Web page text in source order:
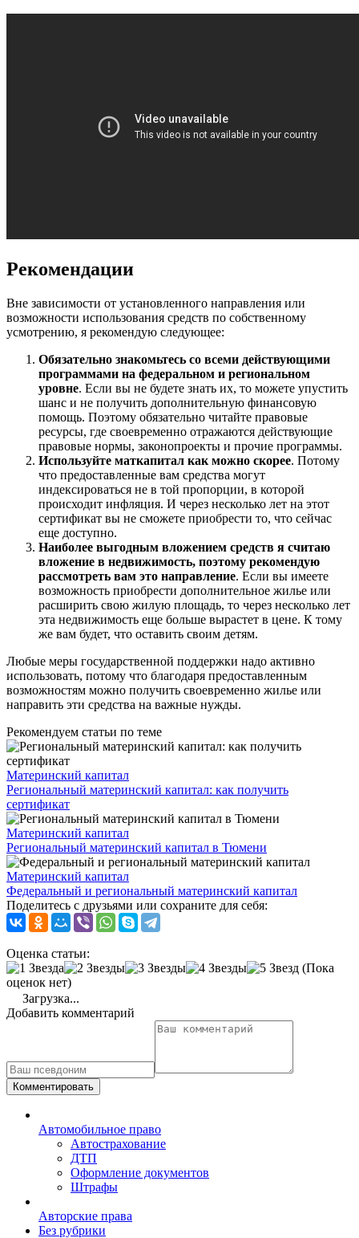
Рекомендации
Вне зависимости от установленного направления или
возможности использования средств по собственному
усмотрению, я рекомендую следующее:
Обязательно знакомьтесь со всеми действующими
программами на федеральном и региональном
уровне. Если вы не будете знать их, то можете упустить
шанс и не получить дополнительную финансовую
помощь. Поэтому обязательно читайте правовые
ресурсы, где своевременно отражаются действующие
правовые нормы, законопроекты и прочие программы.
Используйте маткапитал как можно скорее. Потому
что предоставленные вам средства могут
индексироваться не в той пропорции, в которой
происходит инфляция. И через несколько лет на этот
сертификат вы не сможете приобрести то, что сейчас
еще доступно.
Наиболее выгодным вложением средств я считаю
вложение в недвижимость, поэтому рекомендую
рассмотреть вам это направление. Если вы имеете
возможность приобрести дополнительное жилье или
расширить свою жилую площадь, то через несколько лет
эта недвижимость еще больше вырастет в цене. К тому
же вам будет, что оставить своим детям.
Любые меры государственной поддержки надо активно
использовать, потому что благодаря предоставленным
возможностям можно получить своевременно жилье или
направить эти средства на важные нужды.
Рекомендуем статьи по теме
Материнский капитал
Региональный материнский капитал: как получить
сертификат
Материнский капитал
Региональный материнский капитал в Тюмени
Материнский капитал
Федеральный и региональный материнский капитал
Поделитесь с друзьями или сохраните для себя:
Оценка статьи:
(Пока
оценок нет)
Загрузка...
Добавить комментарий
Комментировать
Автомобильное право
Автострахование
ДТП
Оформление документов
Штрафы
Авторские права
Без рубрики